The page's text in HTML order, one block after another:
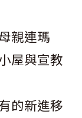
親連瑪
屋與宣教
的新進移